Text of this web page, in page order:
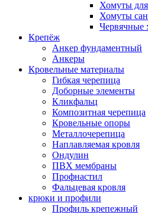
Хомуты
Хомуты
Червячные
Крепёж
Анкер фундаментный
Анкеры
Кровельные материалы
Гибкая черепица
Доборные элементы
Кликфальц
Композитная черепица
Кровельные опоры
Металлочерепица
Наплавляемая кровля
Ондулин
ПВХ мембраны
Профнастил
Фальцевая кровля
крюки и профили
Профиль крепежный